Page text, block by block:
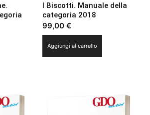
I Biscotti. Manuale della
categoria 2018
99,00€
Aggiungi al carrello